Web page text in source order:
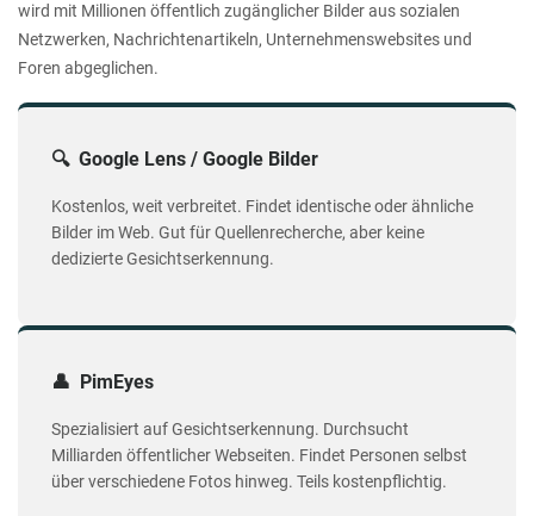
wird mit Millionen öffentlich zugänglicher Bilder aus sozialen
Netzwerken, Nachrichtenartikeln, Unternehmenswebsites und
Foren abgeglichen.
🔍 Google Lens / Google Bilder
Kostenlos, weit verbreitet. Findet identische oder ähnliche
Bilder im Web. Gut für Quellenrecherche, aber keine
dedizierte Gesichtserkennung.
👤 PimEyes
Spezialisiert auf Gesichtserkennung. Durchsucht
Milliarden öffentlicher Webseiten. Findet Personen selbst
über verschiedene Fotos hinweg. Teils kostenpflichtig.